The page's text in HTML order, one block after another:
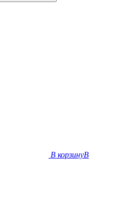
В корзинуВ